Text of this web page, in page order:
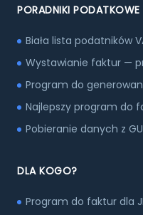
PORADNIKI PODATKOWE
Biała lista podatników
Wystawianie faktur —
Program do
Najlepszy program do
Pobieranie danych z
DLA KOGO?
Program do faktur dla